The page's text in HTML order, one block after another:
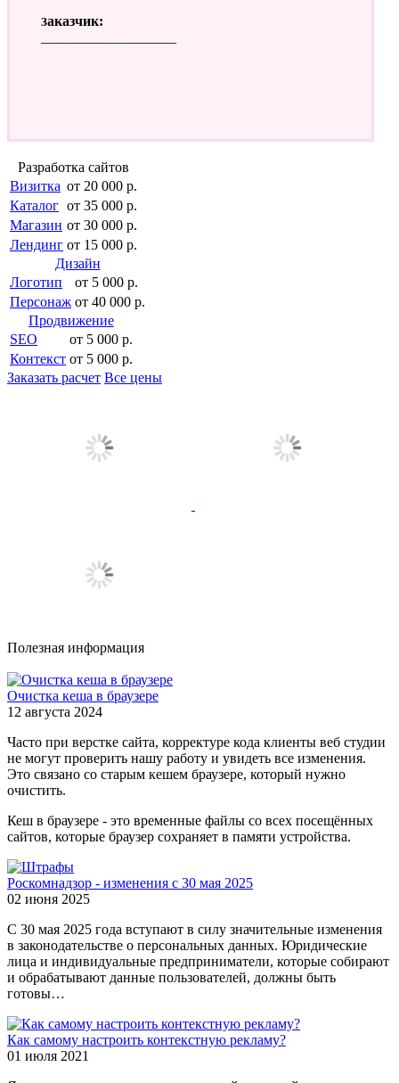
Заказчик:
Разработка сайтов
Визитка от 20 000 р.
Каталог от 35 000 р.
Магазин от 30 000 р.
Лендинг от 15 000 р.
Дизайн
Логотип
от 5 000 р.
Персонаж от 40 000 р.
Продвижение
SEO
от 5 000 р.
Контекст от 5 000 р.
Заказать расчет Все цены
Полезная информация
Очистка кеша в браузере
12 августа 2024
Часто при верстке сайта, корректуре кода клиенты веб студии
не могут проверить нашу работу и увидеть все изменения.
Это связано со старым кешем браузере, который нужно
очистить.
Кеш в браузере - это временные файлы со всех посещённых
сайтов, которые браузер сохраняет в памяти устройства.
Роскомнадзор - изменения с 30 мая 2025
02 июня 2025
С 30 мая 2025 года вступают в силу значительные изменения
в законодательстве о персональных данных. Юридические
лица и индивидуальные предприниматели, которые собирают
и обрабатывают данные пользователей, должны быть
готовы…
Как самому настроить контекстную рекламу?
01 июля 2021